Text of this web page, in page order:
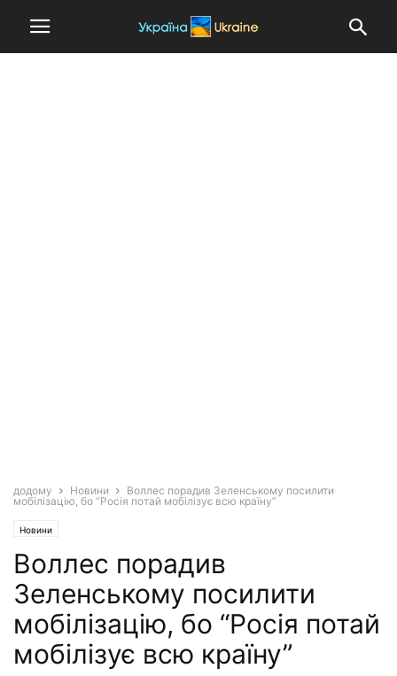
додому Новини
Воллес порадив Зеленському посилити
мобілізацію, бо “Росія потай мобілізує всю країну”
Новини
Воллес порадив
Зеленському посилити
мобілізацію, бо “Росія потай
мобілізує всю країну”